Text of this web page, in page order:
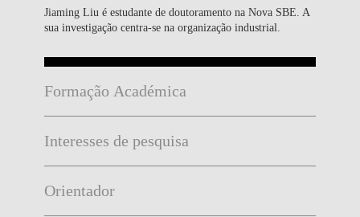
Jiaming Liu é estudante de doutoramento na Nova SBE. A
sua investigação centra-se na organização industrial.
Formação Académica
Interesses de pesquisa
Orientador